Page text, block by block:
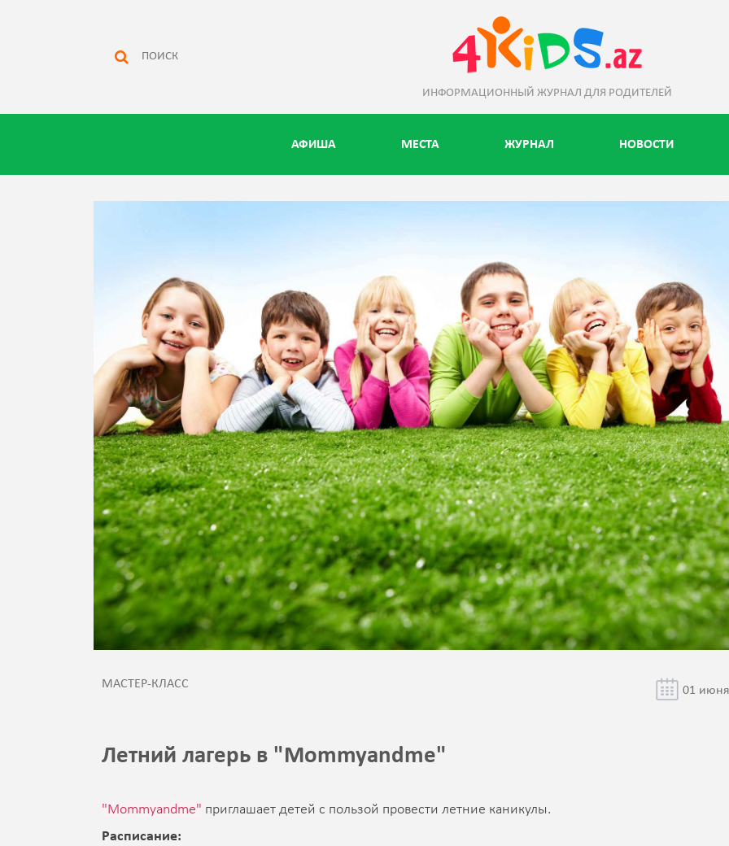
ИНФОРМАЦИОННЫЙ ЖУРНАЛ ДЛЯ РОДИТЕЛЕЙ
АФИША МЕСТА ЖУРНАЛ НОВОСТИ
МАСТЕР-КЛАСС 01
Летний лагерь в "Mommyandme"
"Mommyandme" приглашает детей с пользой провести летние каникулы.
Расписание: